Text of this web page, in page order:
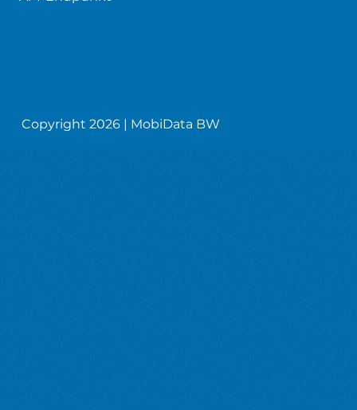
Copyright 2026 | MobiData BW